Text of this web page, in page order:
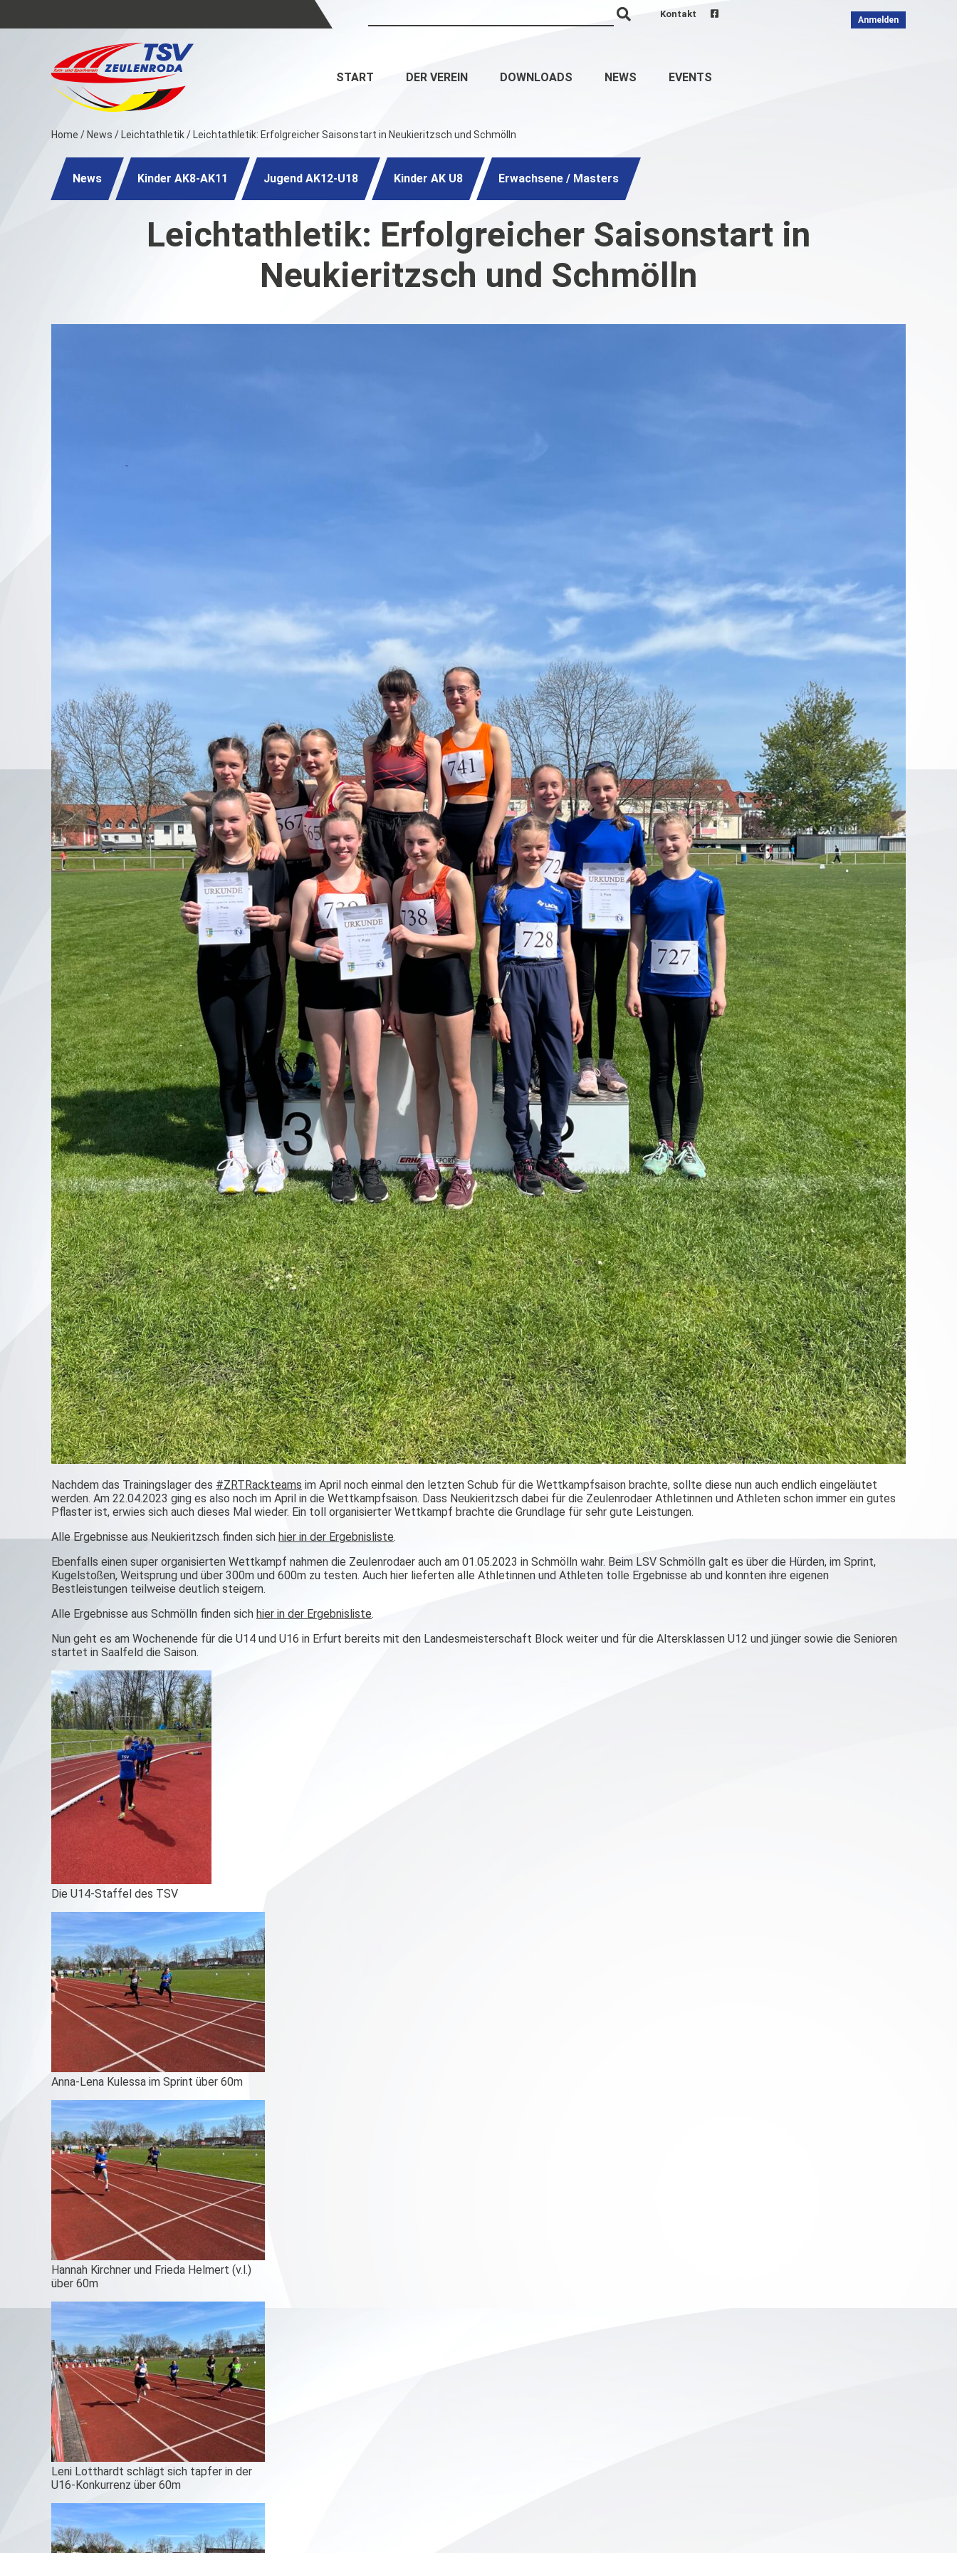
Kontakt
Anmelden
START DER VEREIN DOWNLOADS NEWS EVENTS
Home / News / Leichtathletik/ Leichtathletik: Erfolgreicher Saisonstart in Neukieritzsch und Schmölln
News Kinder AK8-AK11 Jugend AK12-U18 Kinder AK U8 Erwachsene / Masters
Leichtathletik: Erfolgreicher Saisonstart in
Neukieritzsch und Schmölln
Nachdem das Trainingslager des #ZRTRackteams im April noch einmal den letzten Schub für die Wettkampfsaison brachte, sollte diese nun auch endlich eingeläutet
werden. Am 22.04.2023 ging es also noch im April in die Wettkampfsaison. Dass Neukieritzsch dabei für die Zeulenrodaer Athletinnen und Athleten schon immer ein gutes
Pflaster ist, erwies sich auch dieses Mal wieder. Ein toll organisierter Wettkampf brachte die Grundlage für sehr gute Leistungen.
Alle Ergebnisse aus Neukieritzsch finden sich hier in der Ergebnisliste.
Ebenfalls einen super organisierten Wettkampf nahmen die Zeulenrodaer auch am 01.05.2023 in Schmölln wahr. Beim LSV Schmölln galt es über die Hürden, im Sprint,
Kugelstoßen, Weitsprung und über 300m und 600m zu testen. Auch hier lieferten alle Athletinnen und Athleten tolle Ergebnisse ab und konnten ihre eigenen
Bestleistungen teilweise deutlich steigern.
Alle Ergebnisse aus Schmölln finden sich hier in der Ergebnisliste.
Nun geht es am Wochenende für die U14 und U16 in Erfurt bereits mit den Landesmeisterschaft Block weiter und für die Altersklassen U12 und jünger sowie die Senioren
startet in Saalfeld die Saison.
Die U14-Staffel des TSV
Anna-Lena Kulessa im Sprint über 60m
Hannah Kirchner und Frieda Helmert (v.l.)
über 60m
Leni Lotthardt schlägt sich tapfer in der
U16-Konkurrenz über 60m